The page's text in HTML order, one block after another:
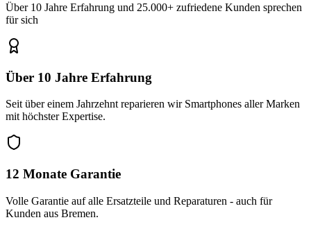
Über 10 Jahre Erfahrung und 25.000+ zufriedene Kunden sprechen
für sich
Über 10 Jahre Erfahrung
Seit über einem Jahrzehnt reparieren wir Smartphones aller Marken
mit höchster Expertise.
12 Monate Garantie
Volle Garantie auf alle Ersatzteile und Reparaturen - auch für
Kunden aus Bremen.